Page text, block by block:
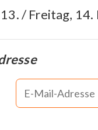
/ Freitag,